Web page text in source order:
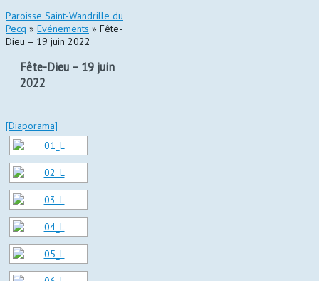
Paroisse Saint-Wandrille du
Pecq » Evénements » Fête-
Dieu – 19 juin 2022
Fête-Dieu – 19 juin
2022
[Diaporama]